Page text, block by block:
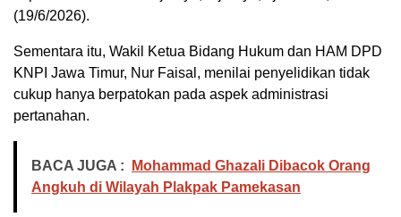
(19/6/2026).
Sementara itu, Wakil Ketua Bidang Hukum dan HAM DPD
KNPI Jawa Timur, Nur Faisal, menilai penyelidikan tidak
cukup hanya berpatokan pada aspek administrasi
pertanahan.
BACA JUGA :
Mohammad Ghazali Dibacok Orang
Angkuh di Wilayah Plakpak Pamekasan